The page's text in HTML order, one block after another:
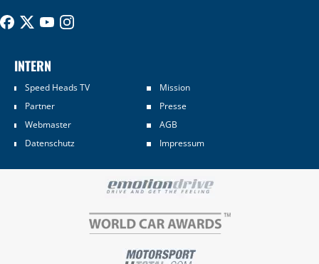
INTERN
Speed Heads TV
Mission
Partner
Presse
Webmaster
AGB
Datenschutz
Impressum